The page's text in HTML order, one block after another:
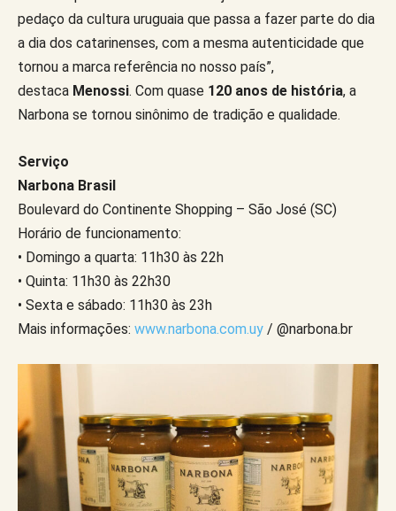
pedaço da cultura uruguaia que passa a fazer parte do dia
a dia dos catarinenses, com a mesma autenticidade que
tornou a marca referência no nosso país”,
destaca Menossi. Com quase 120 anos de história, a
Narbona se tornou sinônimo de tradição e qualidade.
Serviço
Narbona Brasil
Boulevard do Continente Shopping – São José (SC)
Horário de funcionamento:
• Domingo a quarta: 11h30 às 22h
• Quinta: 11h30 às 22h30
• Sexta e sábado: 11h30 às 23h
Mais informações: www.narbona.com.uy / @narbona.br